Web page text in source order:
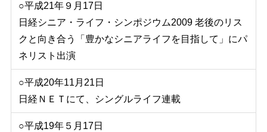
○平成21年９月17日
日経シニア・ライフ・シンポジウム2009 老後のリス
クと向き合う「豊かなシニアライフを目指して」にパ
ネリスト出演
○平成20年11月21日
日経ＮＥＴにて、シングルライフ連載
○平成19年５月17日